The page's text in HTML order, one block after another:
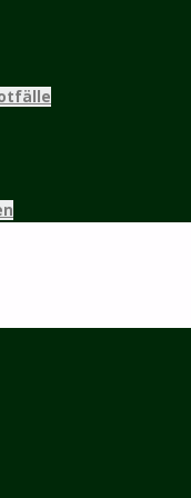
und Umgebung
SEPTERA